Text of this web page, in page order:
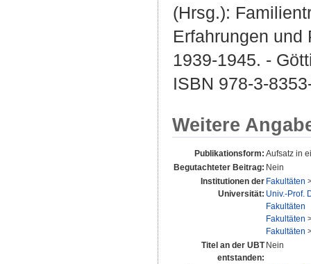
(Hrsg.):
Erfahrungen
1939-1945. -
ISBN 978-3-
Weitere
Publikationsform: Aufsatz in
Begutachteter Beitrag: Nein
Institutionen der
Universität:
Fakultäten
Univ.-Prof.
Fakultäten
Fakultäten
Fakultäten
Titel an der UBT
entstanden:
Nein